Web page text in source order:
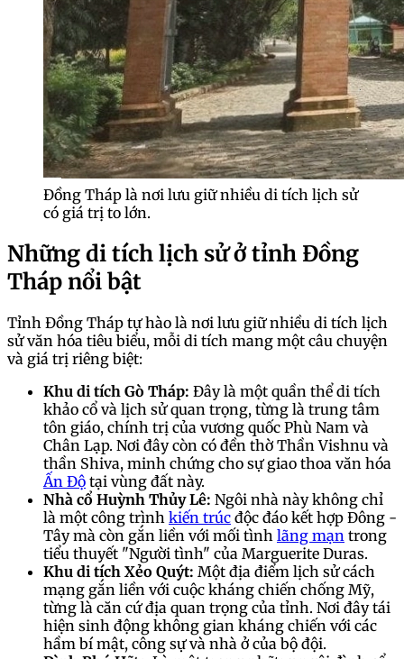
Đồng Tháp là nơi lưu giữ nhiều di tích lịch sử
có giá trị to lớn.
Những di tích lịch sử ở tỉnh Đồng
Tháp nổi bật
Tỉnh Đồng Tháp tự hào là nơi lưu giữ nhiều di tích lịch
sử văn hóa tiêu biểu, mỗi di tích mang một câu chuyện
và giá trị riêng biệt:
Khu di tích Gò Tháp: Đây là một quần thể di tích
khảo cổ và lịch sử quan trọng, từng là trung tâm
tôn giáo, chính trị của vương quốc Phù Nam và
Chân Lạp. Nơi đây còn có đền thờ Thần Vishnu và
thần Shiva, minh chứng cho sự giao thoa văn hóa
Ấn Độ tại vùng đất này.
Nhà cổ Huỳnh Thủy Lê: Ngôi nhà này không chỉ
là một công trình kiến trúc độc đáo kết hợp Đông -
Tây mà còn gắn liền với mối tình lãng mạn trong
tiểu thuyết "Người tình" của Marguerite Duras.
Khu di tích Xẻo Quýt: Một địa điểm lịch sử cách
mạng gắn liền với cuộc kháng chiến chống Mỹ,
từng là căn cứ địa quan trọng của tỉnh. Nơi đây tái
hiện sinh động không gian kháng chiến với các
hầm bí mật, công sự và nhà ở của bộ đội.